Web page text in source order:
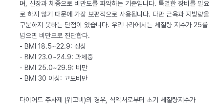
며, 신장과 체중으로 비만도를 파악하는 기준입니다. 특별한 장비를 필요
로 하지 않기 때문에 가장 보편적으로 사용됩니다. 다만 근육과 지방량을
구분하지 못하는 단점이 있습니다. 우리나라에서는 체질량 지수가 25를
넘으면 비만으로 진단합다.
- BMI 18.5~22.9: 정상
- BMI 23.0~24.9: 과체중
- BMI 25.0~29.9: 비만
- BMI 30 이상: 고도비만
다이어트 주사제 (위고비)의 경우, 식약처로부터 초기 체질량지수가